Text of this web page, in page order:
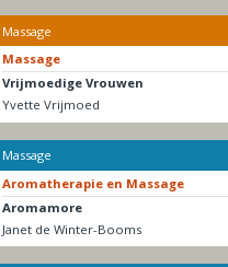
Massage
Massage
Vrijmoedige Vrouwen
Yvette Vrijmoed
Massage
Aromatherapie en Massage
Aromamore
Janet de Winter-Booms